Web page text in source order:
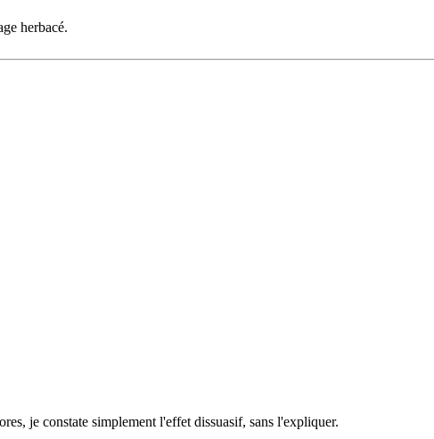
herbacé.
je constate simplement l'effet dissuasif, sans l'expliquer.